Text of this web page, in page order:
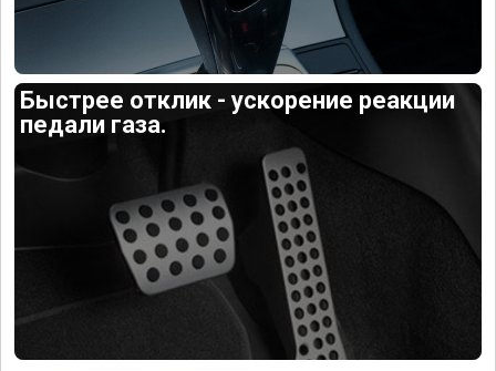
Быстрее отклик - ускорение реакции
педали газа.